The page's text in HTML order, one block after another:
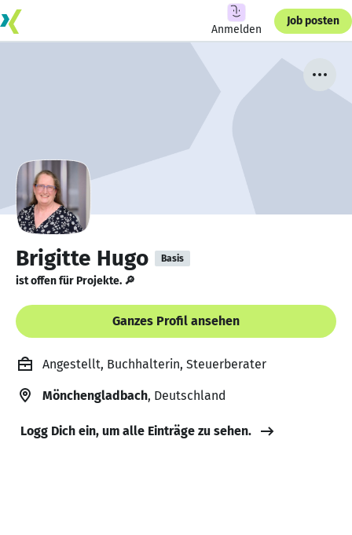
Anmelden
Job posten
Brigitte Hugo Basis
ist offen für Projekte. 🔎
Ganzes Profil ansehen
Angestellt, Buchhalterin, Steuerberater
Mönchengladbach, Deutschland
Logg Dich ein, um alle Einträge zu sehen.